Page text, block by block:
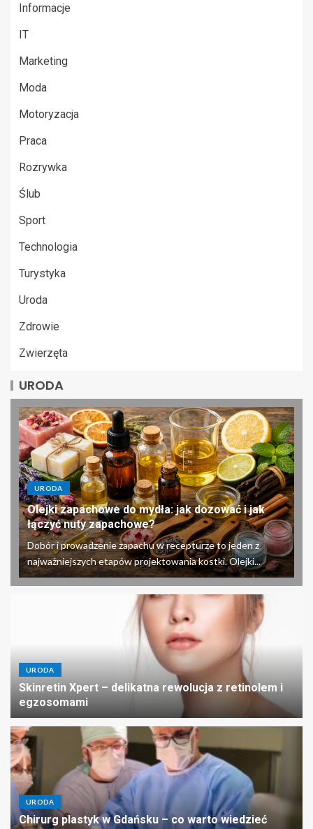
Informacje
IT
Marketing
Moda
Motoryzacja
Praca
Rozrywka
Ślub
Sport
Technologia
Turystyka
Uroda
Zdrowie
Zwierzęta
URODA
URODA
Olejki zapachowe do mydła: jak dozować i jak
łączyć nuty zapachowe?
Dobór i prowadzenie zapachu w recepturze to jeden z
najważniejszych etapów projektowania kostki. Olejki...
URODA
Skinretin Xpert – delikatna rewolucja z retinolem i
egzosomami
URODA
Chirurg plastyk w Gdańsku – co warto wiedzieć